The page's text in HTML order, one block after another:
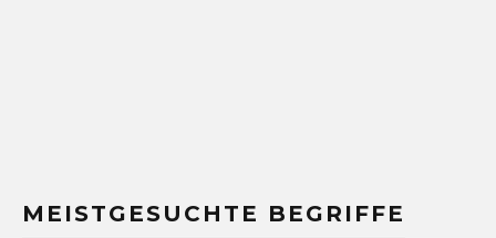
MEISTGESUCHTE BEGRIFFE